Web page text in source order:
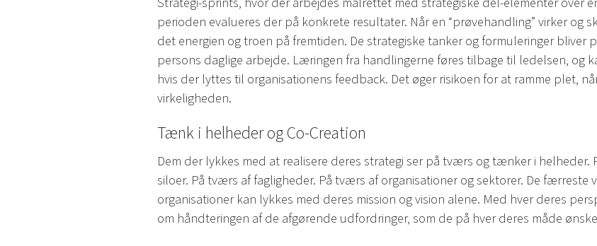
perioden evalueres der på konkrete resultater. Når en “prøvehandling” virker og
det energien og troen på fremtiden. De strategiske tanker og formuleringer bliver
persons daglige arbejde. Læringen fra handlingerne føres tilbage til ledelsen, og
hvis der lyttes til organisationens feedback. Det øger risikoen for at ramme plet,
virkeligheden.
Tænk i helheder og Co-Creation
Dem der lykkes med at realisere deres strategi ser på tværs og tænker i helheder.
siloer. På tværs af fagligheder. På tværs af organisationer og sektorer. De færreste
organisationer kan lykkes med deres mission og vision alene. Med hver deres
om håndteringen af de afgørende udfordringer, som de på hver deres måde